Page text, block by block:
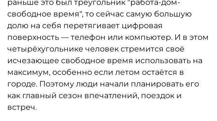
раньше это был треугольник "работа-дом-
свободное время", то сейчас самую большую
долю на себя перетягивает цифровая
поверхность — телефон или компьютер. И в этом
четырёхугольнике человек стремится своё
исчезающее свободное время использовать на
максимум, особенно если летом остаётся в
городе. Поэтому люди начали планировать его
как главный сезон впечатлений, поездок и
встреч.